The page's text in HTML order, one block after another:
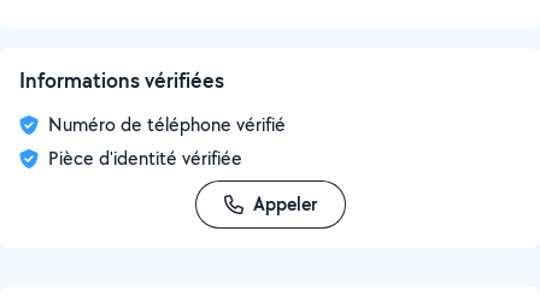
Informations vérifiées
Numéro de téléphone vérifié
Pièce d'identité vérifiée
Appeler